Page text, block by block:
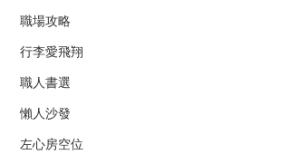
職場攻略
行李愛飛翔
職人書選
懶人沙發
左心房空位